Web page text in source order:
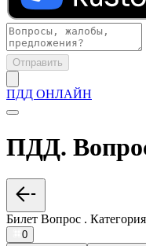
Отправить
ПДД ОНЛАЙН
ПДД.
Билет Вопрос .
0